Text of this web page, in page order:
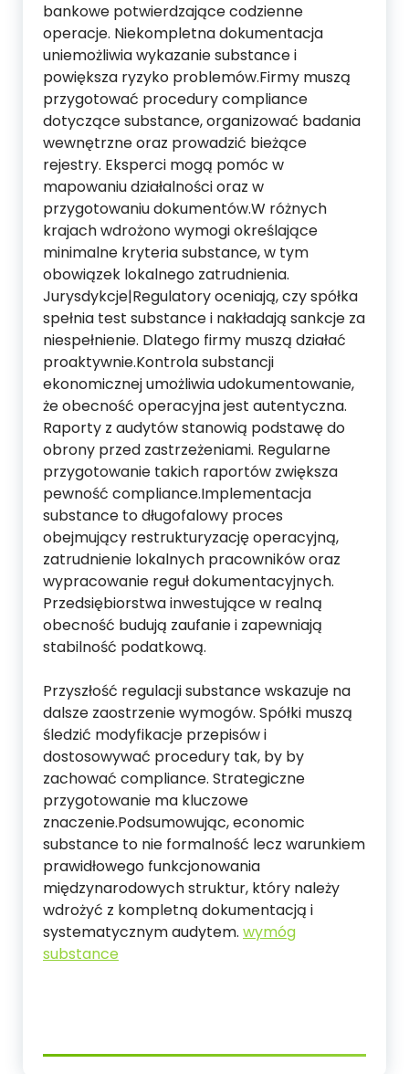
bankowe potwierdzające codzienne
operacje. Niekompletna dokumentacja
uniemożliwia wykazanie substance i
powiększa ryzyko problemów.Firmy muszą
przygotować procedury compliance
dotyczące substance, organizować badania
wewnętrzne oraz prowadzić bieżące
rejestry. Eksperci mogą pomóc w
mapowaniu działalności oraz w
przygotowaniu dokumentów.W różnych
krajach wdrożono wymogi określające
minimalne kryteria substance, w tym
obowiązek lokalnego zatrudnienia.
Jurysdykcje|Regulatory oceniają, czy spółka
spełnia test substance i nakładają sankcje za
niespełnienie. Dlatego firmy muszą działać
proaktywnie.Kontrola substancji
ekonomicznej umożliwia udokumentowanie,
że obecność operacyjna jest autentyczna.
Raporty z audytów stanowią podstawę do
obrony przed zastrzeżeniami. Regularne
przygotowanie takich raportów zwiększa
pewność compliance.Implementacja
substance to długofalowy proces
obejmujący restrukturyzację operacyjną,
zatrudnienie lokalnych pracowników oraz
wypracowanie reguł dokumentacyjnych.
Przedsiębiorstwa inwestujące w realną
obecność budują zaufanie i zapewniają
stabilność podatkową.
Przyszłość regulacji substance wskazuje na
dalsze zaostrzenie wymogów. Spółki muszą
śledzić modyfikacje przepisów i
dostosowywać procedury tak, by by
zachować compliance. Strategiczne
przygotowanie ma kluczowe
znaczenie.Podsumowując, economic
substance to nie formalność lecz warunkiem
prawidłowego funkcjonowania
międzynarodowych struktur, który należy
wdrożyć z kompletną dokumentacją i
systematycznym audytem. wymóg
substance